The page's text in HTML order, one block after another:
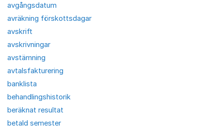
avgångsdatum
avräkning förskottsdagar
avskrift
avskrivningar
avstämning
avtalsfakturering
banklista
behandlingshistorik
beräknat resultat
betald semester